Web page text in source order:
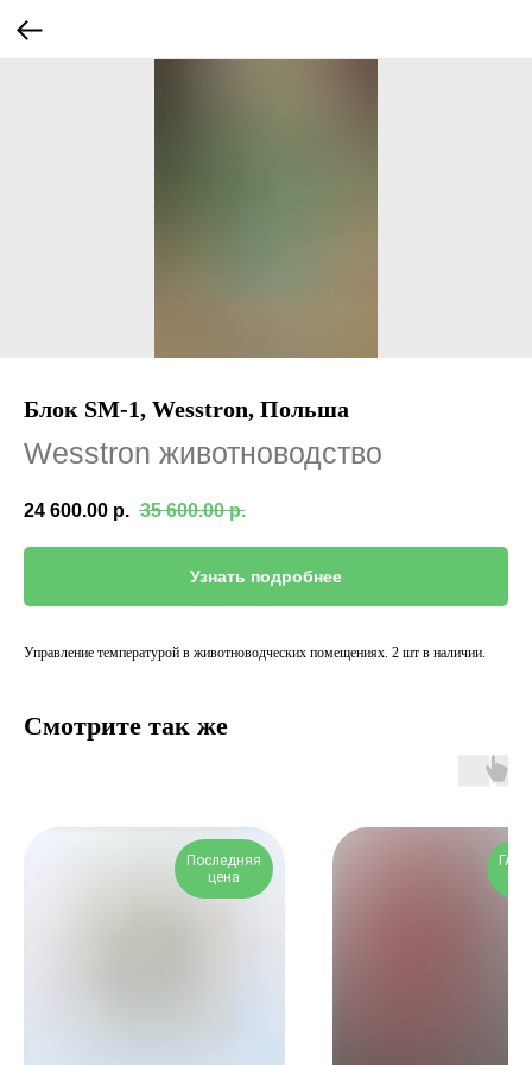
Блок SM-1, Wesstron, Польша
Wesstron животноводство
24 600.00 р. 35 600.00 р.
Узнать подробнее
Управление температурой в животноводческих помещениях. 2 шт в наличии.
Смотрите так же
Последняя
цена